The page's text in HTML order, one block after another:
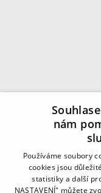
nám
Používáme soubory
cookies jsou
statistiky a další
NASTAVENÍ" můžete